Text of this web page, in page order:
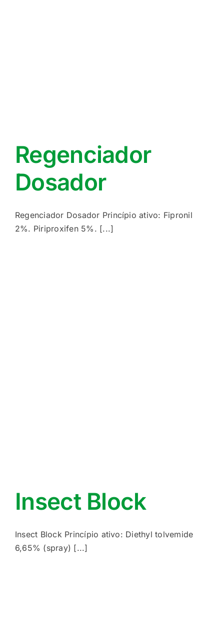
Regenciador
Dosador
Regenciador Dosador Princípio ativo: Fipronil
2%. Piriproxifen 5%. [...]
Insect Block
Insect Block Princípio ativo: Diethyl tolvemide
6,65% (spray) [...]